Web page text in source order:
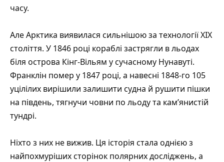
часу.
Але Арктика виявилася сильнішою за технології XIX
століття. У 1846 році кораблі застрягли в льодах
біля острова Кінг-Вільям у сучасному Нунавуті.
Франклін помер у 1847 році, а навесні 1848-го 105
уцілілих вирішили залишити судна й рушити пішки
на південь, тягнучи човни по льоду та кам’янистій
тундрі.
Ніхто з них не вижив. Ця історія стала однією з
найпохмуріших сторінок полярних досліджень, а